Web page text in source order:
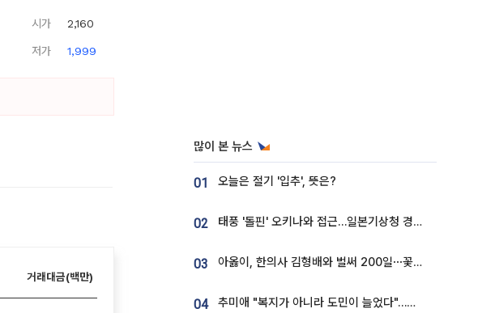
시가 2,160
저가 1,999
많이 본 뉴스
01 오늘은 절기 '입추', 뜻은?
02 태풍 '돌핀' 오키나와 접근…일본기상청 경로 업데이트
03 아옳이, 한의사 김형배와 벌써 200일⋯꽃다발 들고 "프러포즈 아냐"
04 추미애 "복지가 아니라 도민이 늘었다"…재정난 책임론 정면돌파